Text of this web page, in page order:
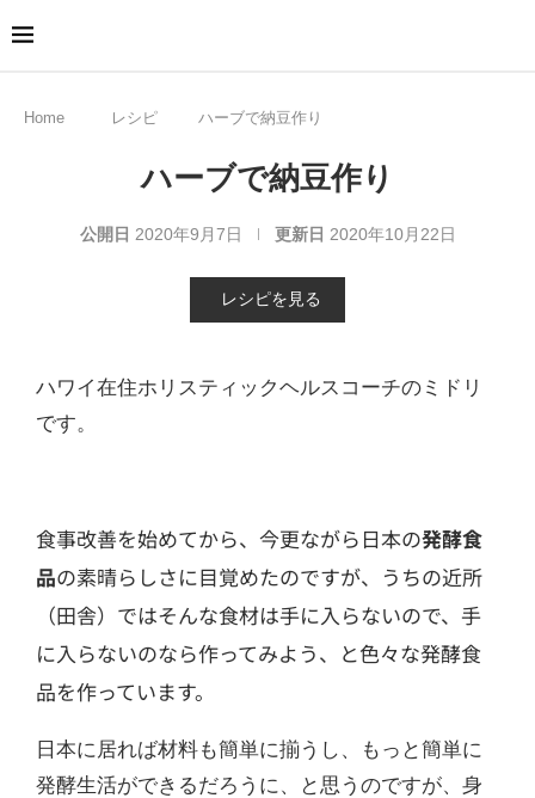
Home レシピ ハーブで納豆作り
ハーブで納豆作り
公開日 2020年9月7日 更新日 2020年10月22日
レシピを見る
ハワイ在住ホリスティックヘルスコーチのミドリ
です。
食事改善を始めてから、今更ながら日本の発酵食
品の素晴らしさに目覚めたのですが、うちの近所
（田舎）ではそんな食材は手に入らないので、手
に入らないのなら作ってみよう、と色々な発酵食
品を作っています。
日本に居れば材料も簡単に揃うし、もっと簡単に
発酵生活ができるだろうに、と思うのですが、身